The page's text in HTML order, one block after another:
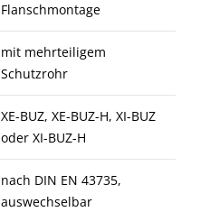
Flanschmontage
mit mehrteiligem
Schutzrohr
XE-BUZ, XE-BUZ-H, XI-BUZ
oder XI-BUZ-H
nach DIN EN 43735,
auswechselbar